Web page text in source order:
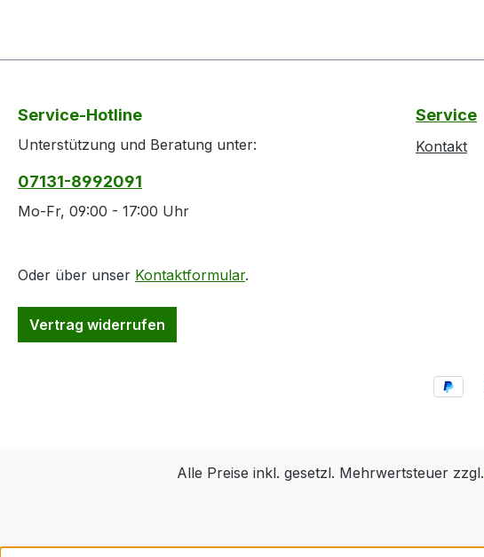
Service-Hotline
Unterstützung und Beratung unter:
07131-8992091
Mo-Fr, 09:00 - 17:00 Uhr
Oder über unser Kontaktformular.
Vertrag widerrufen
Service
Kontakt
Alle Preise inkl. gesetzl. Mehrwertsteuer zzgl.